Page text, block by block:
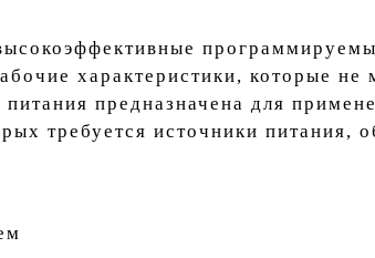
характеристики, которые не
предназначена для
требуется источники питания,